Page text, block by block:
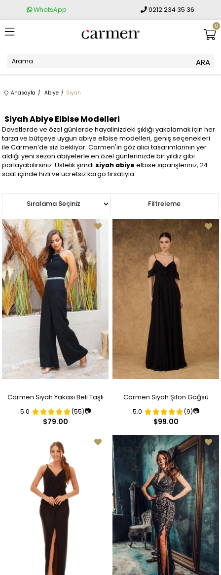
WhatsApp 0212 234 35 36
0
Anasayfa Abiye Siyah
Siyah Abiye Elbise Modelleri
Davetlerde ve özel günlerde hayalinizdeki şıklığı yakalamak için her
tarza ve bütçeye uygun abiye elbise modelleri, geniş seçenekleri
ile Carmen’de sizi bekliyor. Carmen'in göz alıcı tasarımlarının yer
aldığı yeni sezon abiyelerle en özel günlerinizde bir yıldız gibi
parlayabilirsiniz. Üstelik şimdi siyah abiye elbise siparişleriniz, 24
saat içinde hızlı ve ücretsiz kargo fırsatıyla.
Filtreleme
Sıralama
Carmen Siyah Yakası Beli Taşlı
Tulum
5.0 (55)📷
$79.00
Carmen Siyah Şifon Göğsü
Volanlı Uzun Abiye Elbise
5.0 (9)📷
$99.00